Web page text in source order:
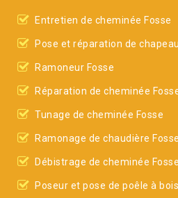
Entretien de cheminée Fosse
Pose et réparation de
Ramoneur Fosse
Réparation de cheminée
Tunage de cheminée Fosse
Ramonage de chaudière Fosse
Débistrage de cheminée Fosse
Poseur et pose de poêle à